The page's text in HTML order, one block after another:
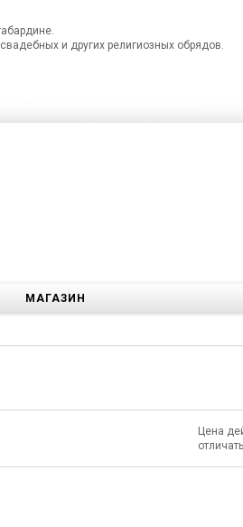
и других религиозных обрядов.
МАГАЗИН
Цена